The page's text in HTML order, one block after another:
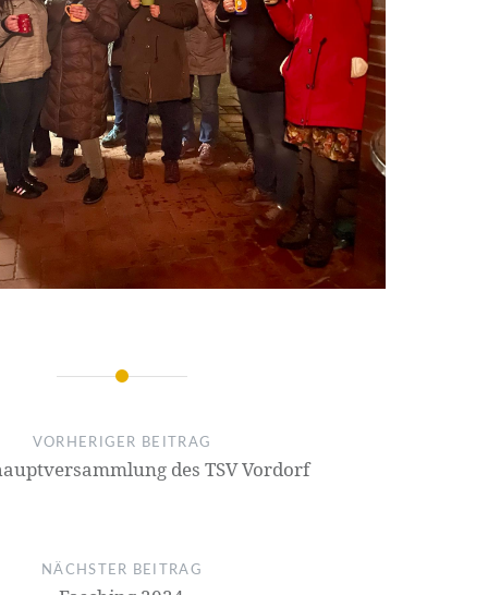
VORHERIGER BEITRAG
des TSV Vordorf
NÄCHSTER BEITRAG